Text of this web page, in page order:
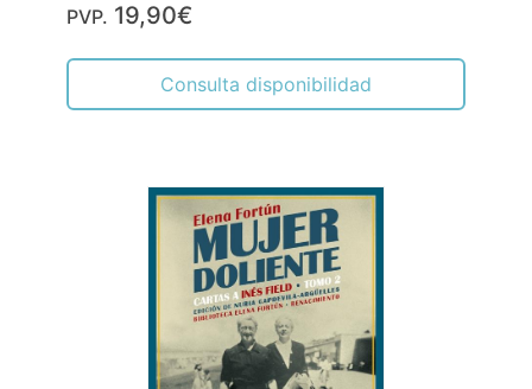
PVP. 19,90€
Consulta disponibilidad